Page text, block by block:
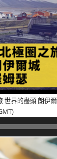
世界的盡頭 朗伊